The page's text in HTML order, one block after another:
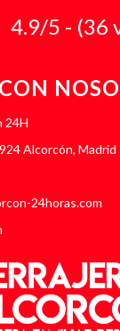
4.9/5 - (36
24H
Alcorcón, Madrid
24horas.com